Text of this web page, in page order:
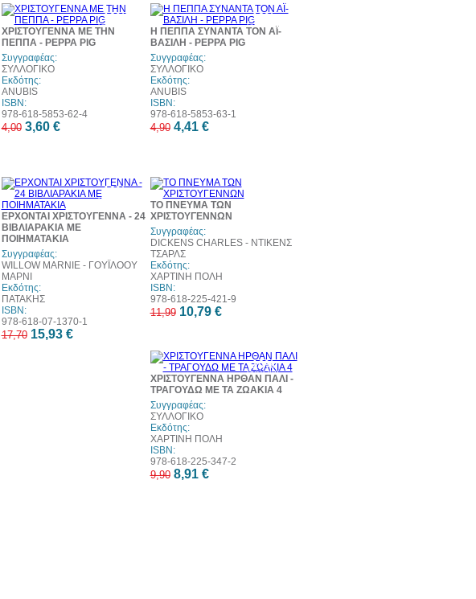
10%
έκπτωση
ΧΡΙΣΤΟΥΓΕΝΝΑ ΜΕ ΤΗΝ
ΠΕΠΠΑ - PEPPA PIG
Συγγραφέας:
ΣΥΛΛΟΓΙΚΟ
Εκδότης:
ANUBIS
ISBN:
978-618-5853-62-4
4,00 3,60 €
10%
έκπτωση
Η ΠΕΠΠΑ ΣΥΝΑΝΤΑ ΤΟΝ ΑΪ-
ΒΑΣΙΛΗ - PEPPA PIG
Συγγραφέας:
ΣΥΛΛΟΓΙΚΟ
Εκδότης:
ANUBIS
ISBN:
978-618-5853-63-1
4,90 4,41 €
10%
έκπτωση
ΕΡΧΟΝΤΑΙ ΧΡΙΣΤΟΥΓΕΝΝΑ - 24
ΒΙΒΛΙΑΡΑΚΙΑ ΜΕ
ΠΟΙΗΜΑΤΑΚΙΑ
Συγγραφέας:
WILLOW MARNIE - ΓΟΥΪΛΟΟΥ
ΜΑΡΝΙ
Εκδότης:
ΠΑΤΑΚΗΣ
ISBN:
978-618-07-1370-1
17,70 15,93 €
ΤΟ ΠΝΕΥΜΑ ΤΩΝ
ΧΡΙΣΤΟΥΓΕΝΝΩΝ
Συγγραφέας:
DICKENS CHARLES - ΝΤΙΚΕΝΣ
ΤΣΑΡΛΣ
Εκδότης:
ΧΑΡΤΙΝΗ ΠΟΛΗ
ISBN:
978-618-225-421-9
11,99 10,79 €
10%
έκπτωση
ΧΡΙΣΤΟΥΓΕΝΝΑ ΗΡΘΑΝ ΠΑΛΙ -
ΤΡΑΓΟΥΔΩ ΜΕ ΤΑ ΖΩΑΚΙΑ 4
Συγγραφέας:
ΣΥΛΛΟΓΙΚΟ
Εκδότης:
ΧΑΡΤΙΝΗ ΠΟΛΗ
ISBN:
978-618-225-347-2
9,90 8,91 €